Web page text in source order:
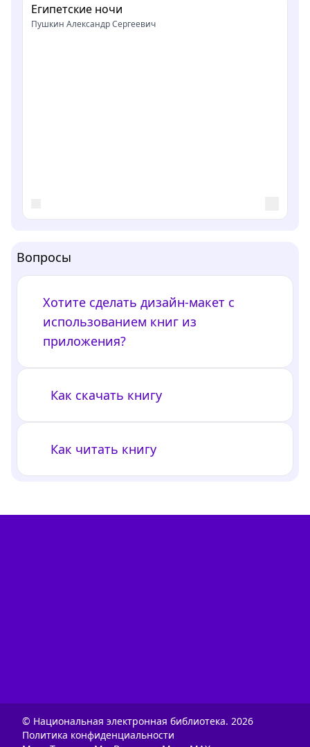
Египетские ночи
Пушкин Александр Сергеевич
Вопросы
Хотите сделать дизайн-макет с
использованием книг из
приложения?
Как скачать книгу
Как читать книгу
© Национальная электронная библиотека. 2026
Политика конфиденциальности